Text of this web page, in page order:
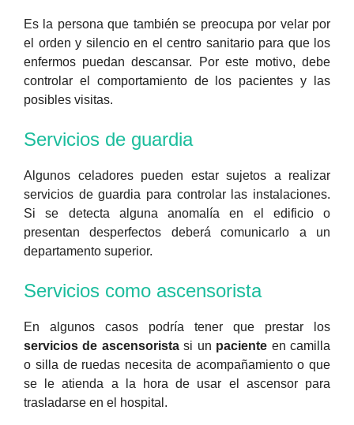
Es la persona que también se preocupa por velar por
el orden y silencio en el centro sanitario para que los
enfermos puedan descansar. Por este motivo, debe
controlar el comportamiento de los pacientes y las
posibles visitas.
Servicios de guardia
Algunos celadores pueden estar sujetos a realizar
servicios de guardia para controlar las instalaciones.
Si se detecta alguna anomalía en el edificio o
presentan desperfectos deberá comunicarlo a un
departamento superior.
Servicios como ascensorista
En algunos casos podría tener que prestar los
servicios de ascensoristasi un paciente en camilla
o silla de ruedas necesita de acompañamiento o que
se le atienda a la hora de usar el ascensor para
trasladarse en el hospital.